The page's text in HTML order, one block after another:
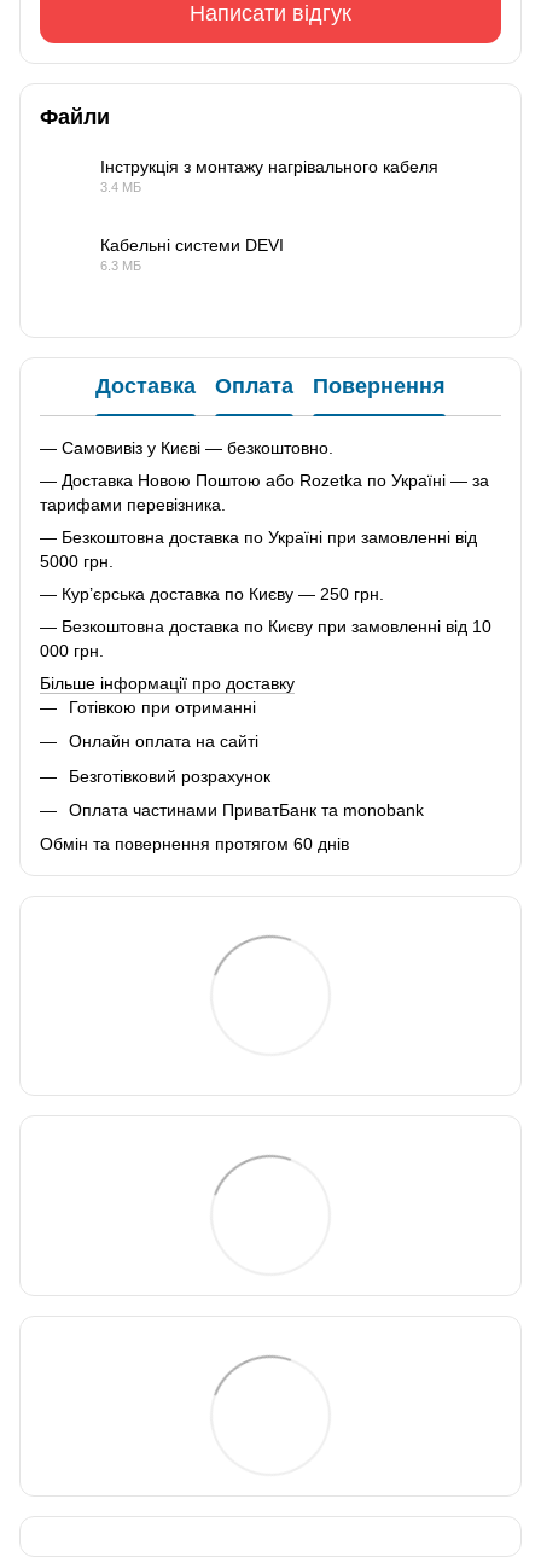
Написати відгук
Файли
Інструкція з монтажу нагрівального кабеля
3.4 МБ
Кабельні системи DEVI
6.3 МБ
Доставка Оплата Повернення
— Самовивіз у Києві — безкоштовно.
— Доставка Новою Поштою або Rozetka по Україні — за
тарифами перевізника.
— Безкоштовна доставка по Україні при замовленні від
5000 грн.
— Кур’єрська доставка по Києву — 250 грн.
— Безкоштовна доставка по Києву при замовленні від 10
000 грн.
Більше інформації про доставку
Готівкою при отриманні
Онлайн оплата на сайті
Безготівковий розрахунок
Оплата частинами ПриватБанк та monobank
Обмін та повернення протягом 60 днів